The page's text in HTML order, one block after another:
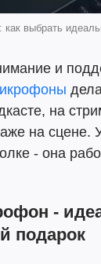
выбрать
и
на
на сцене.
- она
-
подарок